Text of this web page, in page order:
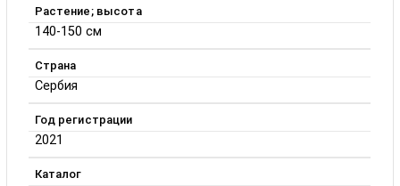
Растение; высота
140-150 см
Страна
Сербия
Год регистрации
2021
Каталог